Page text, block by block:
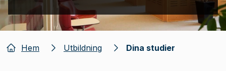
Hem Utbildning Dina studier